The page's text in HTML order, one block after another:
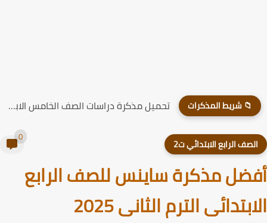
📁 شريط المذكرات تحميل مذكرة دراسات الصف الخامس الابتدائي الترم الاول 2026
الرابع الابتدائي ت2
مذكرة ساينس للصف الرابع
الترم الثانى 2025